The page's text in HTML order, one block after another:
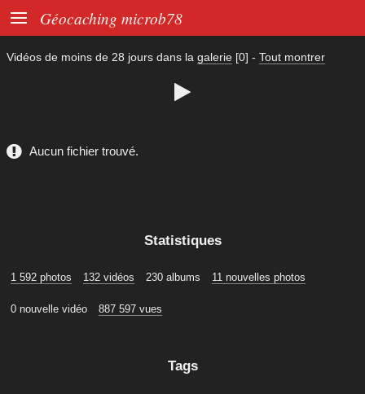
 Géocaching microb78
Vidéos de moins de 28 jours dans la galerie [0] - Tout montrer

Aucun fichier trouvé.
Statistiques
1 592 photos 132 vidéos 230 albums 11 nouvelles photos
0 nouvelle vidéo 887 597 vues
Tags